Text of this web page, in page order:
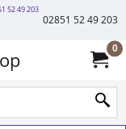
02851 52 49 203
0